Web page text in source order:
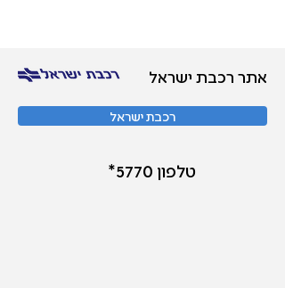
אתר רכבת ישראל
רכבת ישראל
טלפון 5770*